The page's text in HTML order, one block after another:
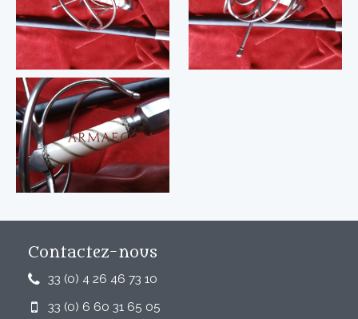
Contactez-nous
33 (0) 4 26 46 73 10
33 (0) 6 60 31 65 05